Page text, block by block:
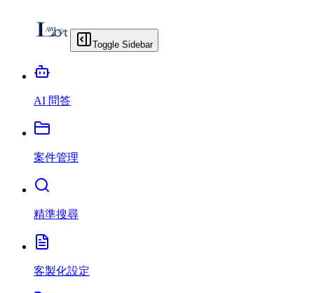
Toggle Sidebar
AI 問答
案件管理
精準搜尋
客製化設定